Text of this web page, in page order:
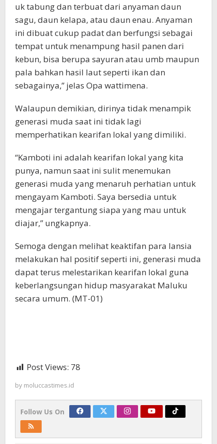
uk tabung dan terbuat dari anyaman daun
sagu, daun kelapa, atau daun enau. Anyaman
ini dibuat cukup padat dan berfungsi sebagai
tempat untuk menampung hasil panen dari
kebun, bisa berupa sayuran atau umb maupun
pala bahkan hasil laut seperti ikan dan
sebagainya,” jelas Opa wattimena.
Walaupun demikian, dirinya tidak menampik
generasi muda saat ini tidak lagi
memperhatikan kearifan lokal yang dimiliki.
“Kamboti ini adalah kearifan lokal yang kita
punya, namun saat ini sulit menemukan
generasi muda yang menaruh perhatian untuk
mengayam Kamboti. Saya bersedia untuk
mengajar tergantung siapa yang mau untuk
diajar,” ungkapnya.
Semoga dengan melihat keaktifan para lansia
melakukan hal positif seperti ini, generasi muda
dapat terus melestarikan kearifan lokal guna
keberlangsungan hidup masyarakat Maluku
secara umum. (MT-01)
Post Views: 78
by moluccastimes.id
Follow Us On